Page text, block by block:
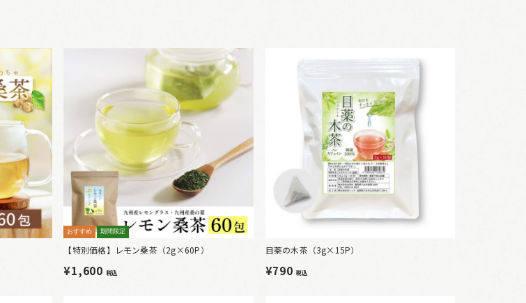
おすすめ 期間限定
【特別価格】レモン桑茶（2g×60P）
¥1,600 税込
目薬の木茶（3g×15P）
¥790税込